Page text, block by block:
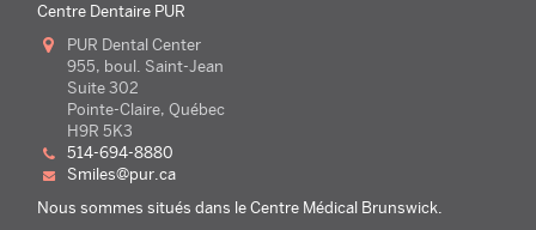
Centre Dentaire PUR
PUR Dental Center
955, boul. Saint-Jean
Suite 302
Pointe-Claire, Québec
H9R 5K3
514-694-8880
smiles@pur.ca
Nous sommes situés dans le Centre Médical Brunswick.